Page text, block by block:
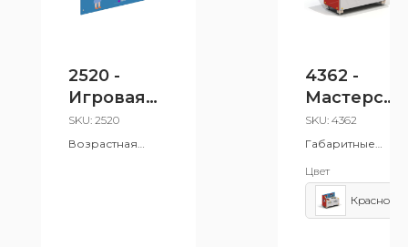
2520 -
Игровая
панель
«Цвета»
SKU: 2520
Возрастная
4362 -
Мастерска
я
SKU: 4362
Габаритные
530x875 мм
Возрастная
группа: от 3 лет
Цвет